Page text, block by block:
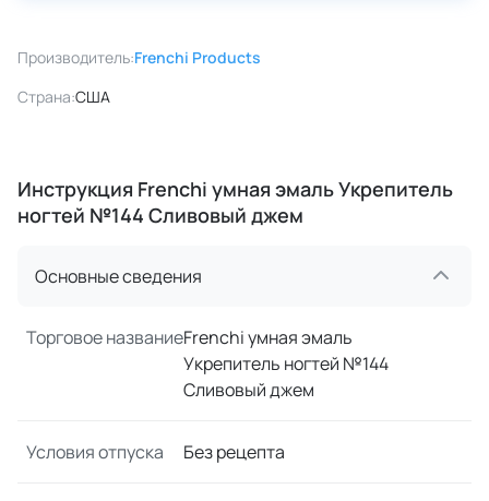
Производитель:Frenchi Products
Страна:США
Инструкция Frenchi умная эмаль Укрепитель
ногтей №144 Сливовый джем
Основные сведения
Торговое названиеFrenchi умная эмаль
Укрепитель ногтей №144
Сливовый джем
Условия отпуска Без рецепта